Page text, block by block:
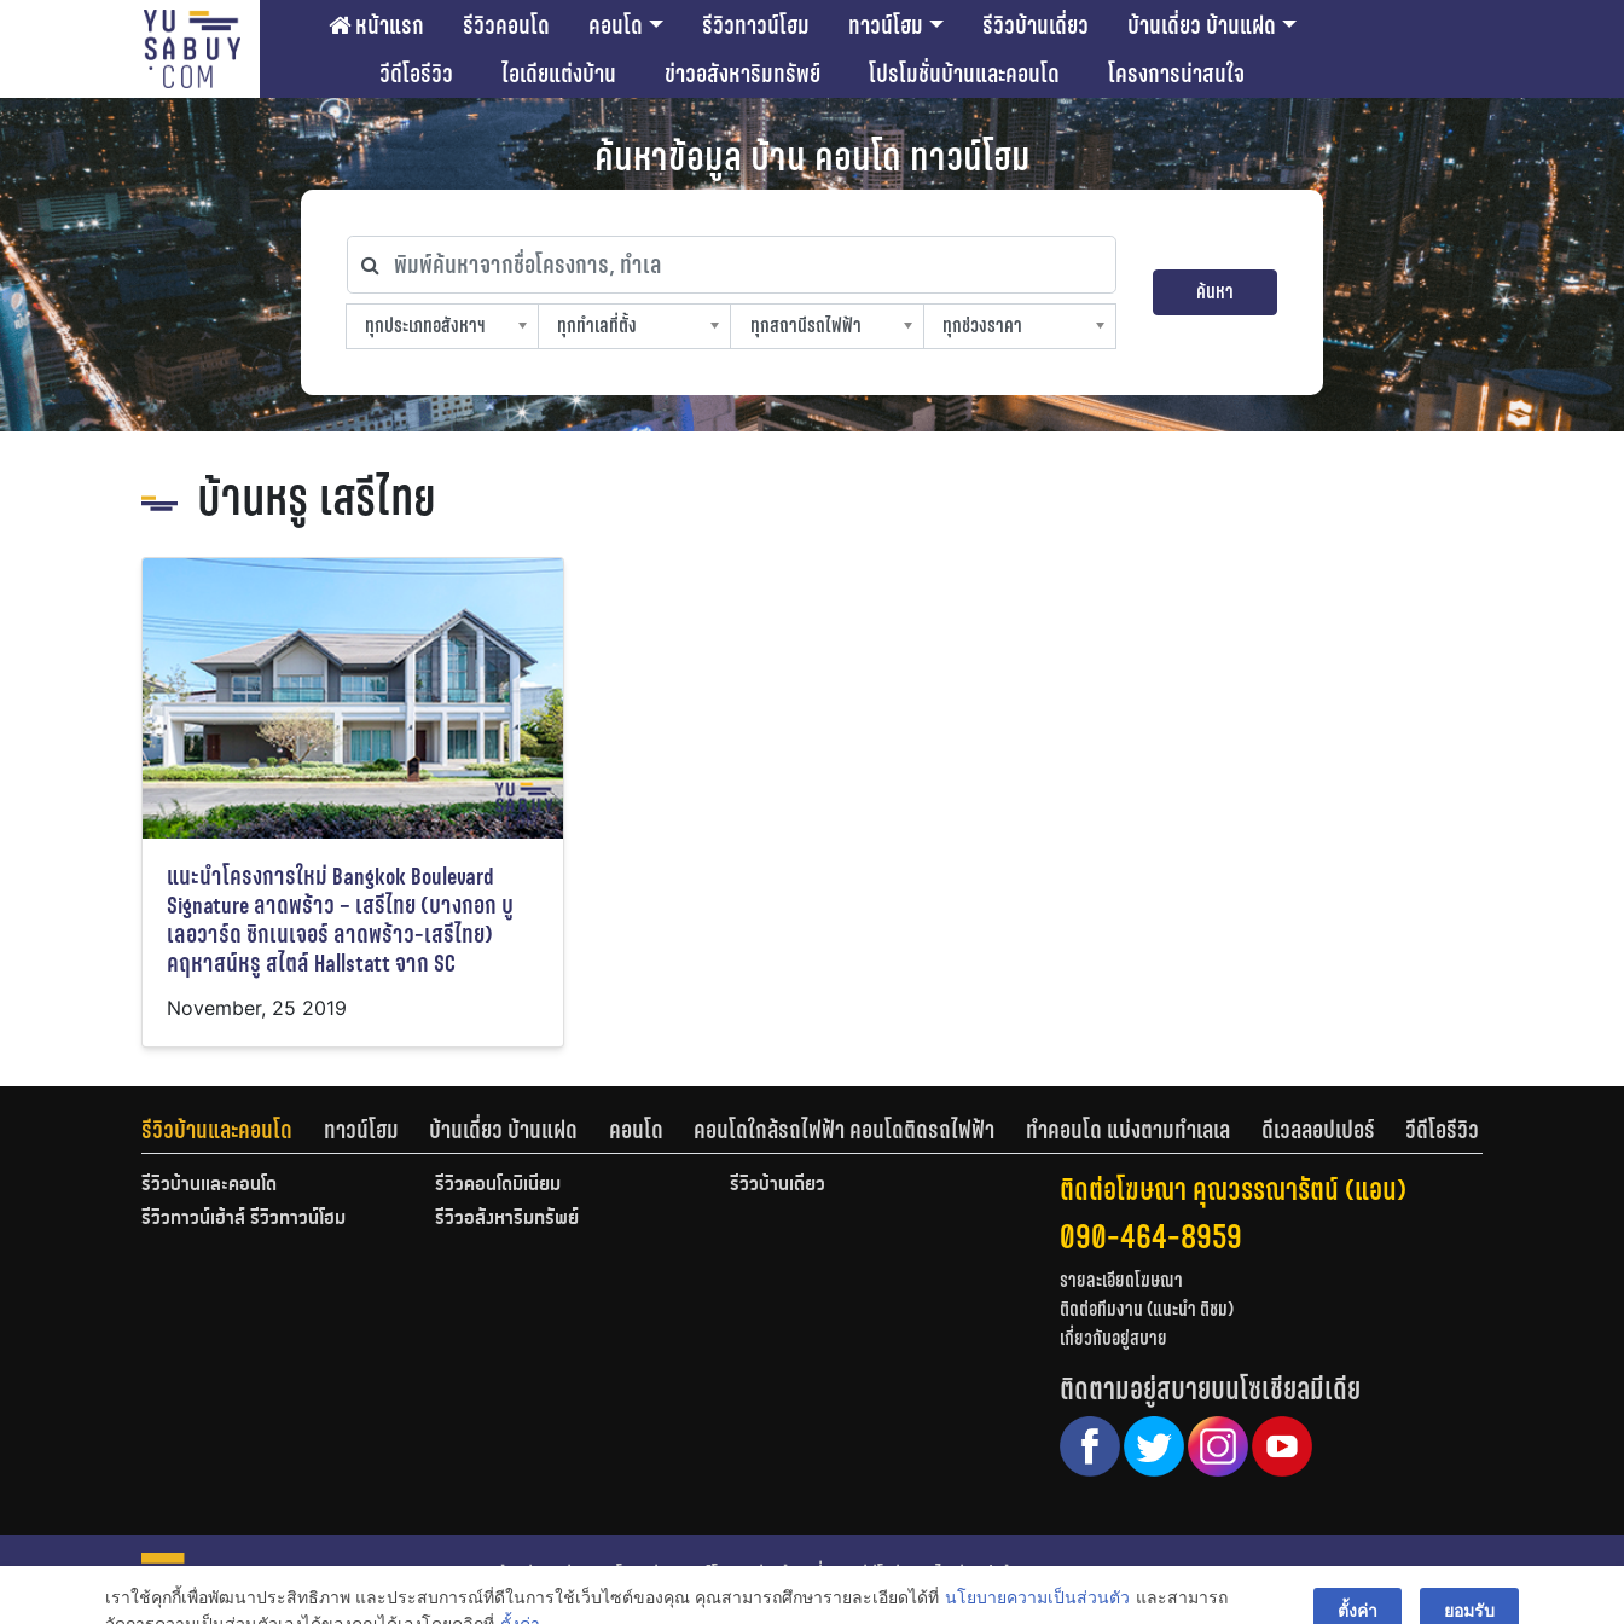
หน้าแรก รีวิวคอนโด คอนโด รีวิวทาวน์โฮม ทาวน์โฮม รีวิวบ้านเดี่ยว
บ้านเดี่ยว บ้านแฝด
วีดีโอรีวิว
ไอเดียแต่งบ้าน ข่าวอสังหาริมทรัพย์ โปรโมชั่นบ้านและคอนโด โครงการน่าสนใจ
ค้นหาข้อมูล บ้าน คอนโด ทาวน์โฮม
พิมพ์ค้นหาจากชื่อโครงการ, ทำเล
ทุกประเภทอสังหาฯ
ทุกประเภทอสังหาฯ
ทุกทำเลที่ตั้ง
ทุกทำเลที่ตั้ง
ทุกสถานีรถไฟฟ้า
ทุกสถานีรถไฟฟ้า
ทุกช่วงราคา
ทุกช่วงราคา
ค้นหา
บ้านหรู เสรีไทย
แนะนําโครงการใหม่ Bangkok Boulevard
Signature ลาดพร้าว – เสรีไทย (บางกอก บู
เลอวาร์ด ซิกเนเจอร์ ลาดพร้าว-เสรีไทย)
คฤหาสน์หรู สไตล์ Hallstatt จาก SC
November, 25 2019
รีวิวบ้านและคอนโด ทาวน์โฮม บ้านเดี่ยว บ้านแฝด คอนโด คอนโดใกล้รถไฟฟ้า คอนโดติดรถไฟฟ้า ทำคอนโด แบ่งตามทำเลเล ดีเวลลอปเปอร์ วีดีโอรีวิว
รีวิวบ้านและคอนโด รีวิวคอนโดมิเนียม
รีวิวบ้านเดี่ยว
รีวิวทาวน์เฮ้าส์ รีวิวทาวน์โฮม
รีวิวอสังหาริมทรัพย์
ติดต่อโฆษณา คุณวรรณารัตน์ (แอน)
090-464-8959
รายละเอียดโฆษณา
ติดต่อทีมงาน (แนะนำ ติชม)
เกี่ยวกับอยู่สบาย
ติดตามอยู่สบายบนโซเชียลมีเดีย
หน้าหลัก รีวิวคอนโด รีวิวทาวน์โฮม รีวิวบ้านเดี่ยว วีดีโอรีวิว
ไอเดียแต่งบ้าน
ข่าวอสังหาริมทรัพย์
โปรโมชั่นบ้านและคอนโด
© สงวนลิขสิทธิ์ 2556-2564
เราใช้คุกกี้เพื่อพัฒนาประสิทธิภาพ และประสบการณ์ที่ดีในการใช้เว็บไซต์ของคุณ คุณสามารถศึกษารายละเอียดได้ที่ นโยบายความเป็นส่วนตัว และสามารถ
ตั้งค่า ยอมรับ